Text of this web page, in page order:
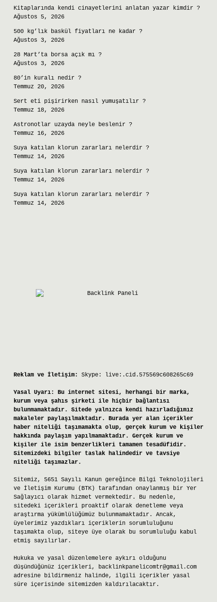
Kitaplarında kendi cinayetlerini anlatan yazar kimdir ?
Ağustos 5, 2026
500 kg’lık baskül fiyatları ne kadar ?
Ağustos 3, 2026
28 Mart’ta borsa açık mı ?
Ağustos 3, 2026
80’in kuralı nedir ?
Temmuz 20, 2026
Sert eti pişirirken nasıl yumuşatılır ?
Temmuz 18, 2026
Astronotlar uzayda neyle beslenir ?
Temmuz 16, 2026
Suya katılan klorun zararları nelerdir ?
Temmuz 14, 2026
Suya katılan klorun zararları nelerdir ?
Temmuz 14, 2026
Suya katılan klorun zararları nelerdir ?
Temmuz 14, 2026
Reklam ve İletişim: Skype: live:.cid.575569c608265c69
Yasal Uyarı:
Bu internet sitesi, herhangi bir marka,
kurum veya şahıs şirketi ile hiçbir bağlantısı
bulunmamaktadır. Sitede yalnızca kendi hazırladığımız
makaleler paylaşılmaktadır. Burada yer alan içerikler
haber niteliği taşımamakta olup, gerçek kurum ve kişiler
hakkında paylaşım yapılmamaktadır. Gerçek kurum ve
kişiler ile isim benzerlikleri tamamen tesadüfidir.
Sitemizdeki bilgiler taslak halindedir ve tavsiye
niteliği taşımazlar.
Sitemiz, 5651 Sayılı Kanun gereğince Bilgi Teknolojileri
ve İletişim Kurumu (BTK) tarafından onaylanmış bir Yer
Sağlayıcı olarak hizmet vermektedir. Bu nedenle,
sitedeki içerikleri proaktif olarak denetleme veya
araştırma yükümlülüğümüz bulunmamaktadır. Ancak,
üyelerimiz yazdıkları içeriklerin sorumluluğunu
taşımakta olup, siteye üye olarak bu sorumluluğu kabul
etmiş sayılırlar.
Hukuka ve yasal düzenlemelere aykırı olduğunu
düşündüğünüz içerikleri, backlinkpanelicomtr@gmail.com
adresine bildirmeniz halinde, ilgili içerikler yasal
süre içerisinde sitemizden kaldırılacaktır.